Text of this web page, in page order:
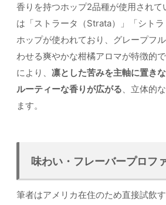
香りを持つホップ2品種が使用されて
は「ストラータ（Strata）」「シト
ホップが使われており、グレープフ
わせる爽やかな柑橘アロマが特徴的
により、 凛とした苦みを主軸に置き
ルーティーな香りが広がる 、立体的
ます。
味わい・フレーバープロフ
筆者はアメリカ在住のため直接試飲